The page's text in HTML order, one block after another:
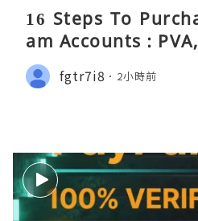
16 Steps To
am Accounts :
fgtr7i8 2小時前